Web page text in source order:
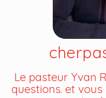
Le pasteur Yvan
questions. et